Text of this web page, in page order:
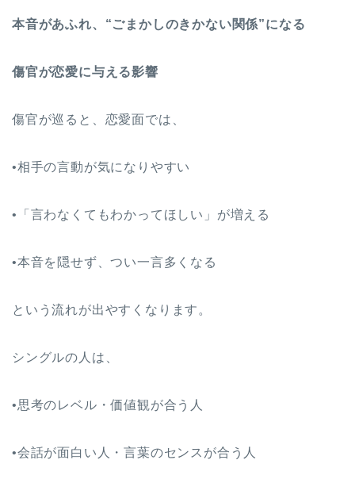
本音があふれ、“ごまかしのきかない関係”になる
傷官が恋愛に与える影響
傷官が巡ると、恋愛面では、
•相手の言動が気になりやすい
•「言わなくてもわかってほしい」が増える
•本音を隠せず、つい一言多くなる
という流れが出やすくなります。
シングルの人は、
•思考のレベル・価値観が合う人
•会話が面白い人・言葉のセンスが合う人